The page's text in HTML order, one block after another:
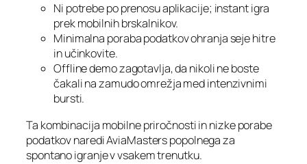
Ni potrebe po prenosu aplikacije; instant igra
prek mobilnih brskalnikov.
Minimalna poraba podatkov ohranja seje hitre
in učinkovite.
Offline demo zagotavlja, da nikoli ne boste
čakali na zamudo omrežja med intenzivnimi
bursti.
Ta kombinacija mobilne priročnosti in nizke porabe
podatkov naredi AviaMasters popolnega za
spontano igranje v vsakem trenutku.